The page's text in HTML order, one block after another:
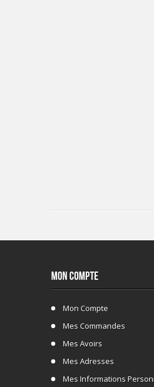
MON COMPTE
Mon Compte
Mes Commandes
Mes Avoirs
Mes Adresses
Mes Informations